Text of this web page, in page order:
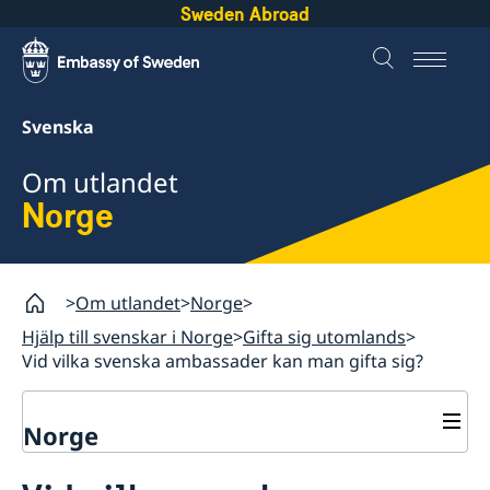
Sweden Abroad
Svenska
Om utlandet
Norge
Om utlandet Norge
Hjälp till svenskar i Norge Gifta sig utomlands
Vid vilka svenska ambassader kan man gifta sig?
Norge